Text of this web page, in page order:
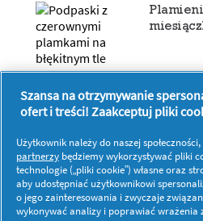
Zdrowie i
O nas Kontakt
Więcej inspiracji
Szansa na otrzymywanie
ofert i treści! Zaakceptuj pliki
Użytkownik należy do naszej
partnerzy będziemy wykorzystywać pliki
technologie („pliki cookie”) własne oraz
aby udostępniać użytkownikowi
o jego zainteresowania i zwyczaje
wykonywać analizy i poprawiać wrażenia